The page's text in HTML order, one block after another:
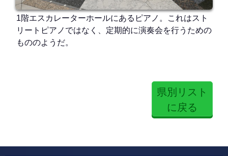
1階エスカレーターホールにあるピアノ。これはスト
リートピアノではなく、定期的に演奏会を行うための
もののようだ。
県別リスト
に戻る